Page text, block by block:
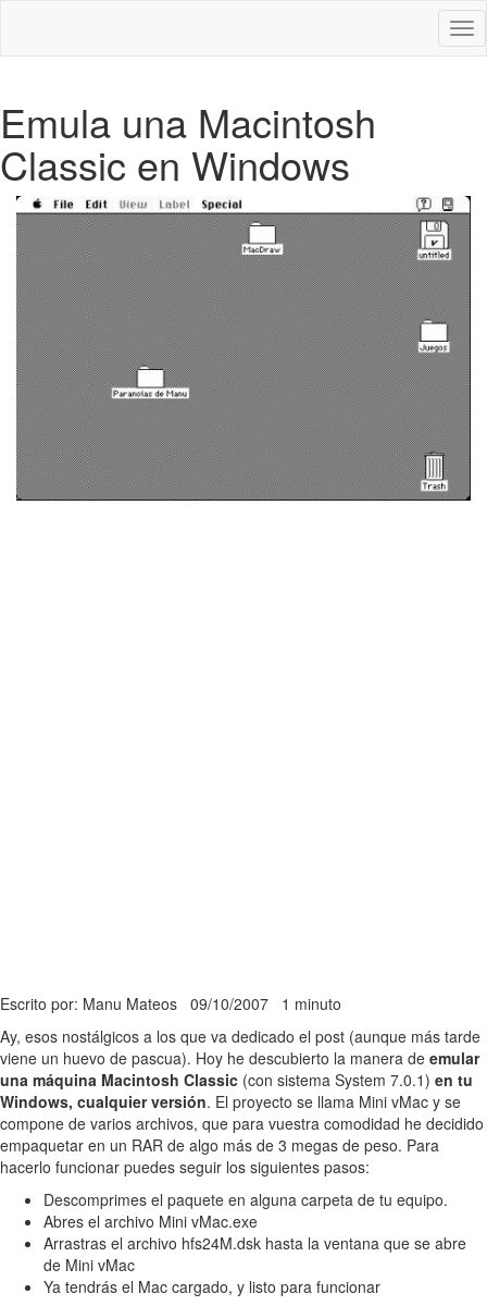
Emula una Macintosh
Classic en Windows
Escrito por: Manu Mateos 09/10/2007 1 minuto
Ay, esos nostálgicos a los que va dedicado el post (aunque más tarde
viene un huevo de pascua). Hoy he descubierto la manera de emular
una máquina Macintosh Classic (con sistema System 7.0.1) en tu
Windows, cualquier versión. El proyecto se llama Mini vMac y se
compone de varios archivos, que para vuestra comodidad he decidido
empaquetar en un RAR de algo más de 3 megas de peso. Para
hacerlo funcionar puedes seguir los siguientes pasos:
Descomprimes el paquete en alguna carpeta de tu equipo.
Abres el archivo Mini vMac.exe
Arrastras el archivo hfs24M.dsk hasta la ventana que se abre
de Mini vMac
Ya tendrás el Mac cargado, y listo para funcionar